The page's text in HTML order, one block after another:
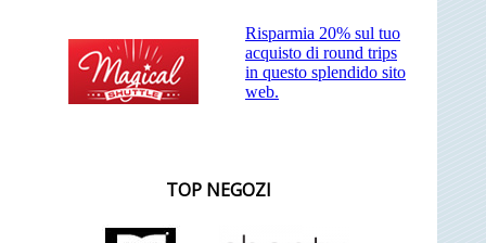
Risparmia 20% sul tuo
acquisto di round trips
in questo splendido sito
web.
TOP NEGOZI